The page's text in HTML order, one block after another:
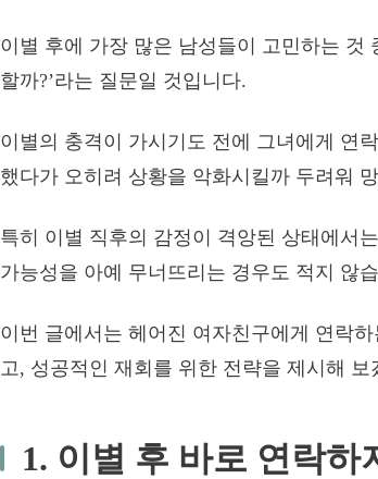
이별 후에 가장 많은 남성들이 고민하는 것
할까?’라는 질문일 것입니다.
이별의 충격이 가시기도 전에 그녀에게 연
했다가 오히려 상황을 악화시킬까 두려워
특히 이별 직후의 감정이 격앙된 상태에서
가능성을 아예 무너뜨리는 경우도 적지 않
이번 글에서는 헤어진 여자친구에게 연락
고, 성공적인 재회를 위한 전략을 제시해 보
1. 이별 후 바로 연락하